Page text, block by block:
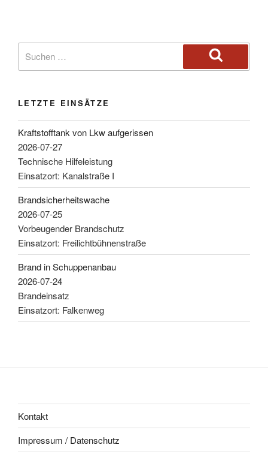
LETZTE EINSÄTZE
Kraftstofftank von Lkw aufgerissen
2026-07-27
Technische Hilfeleistung
Einsatzort: Kanalstraße I
Brandsicherheitswache
2026-07-25
Vorbeugender Brandschutz
Einsatzort: Freilichtbühnenstraße
Brand in Schuppenanbau
2026-07-24
Brandeinsatz
Einsatzort: Falkenweg
Kontakt
Impressum / Datenschutz